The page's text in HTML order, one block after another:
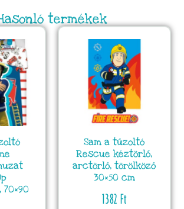
termékek
70×90
Sam a tűzoltó
Rescue kéztörlő,
arctörlő, törölköző
30×50 cm
1382 Ft